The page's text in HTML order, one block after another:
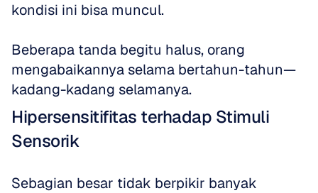
kondisi ini bisa muncul.
Beberapa tanda begitu halus, orang
mengabaikannya selama bertahun-tahun—
kadang-kadang selamanya.
Hipersensitifitas terhadap Stimuli
Sensorik
Sebagian besar tidak berpikir banyak